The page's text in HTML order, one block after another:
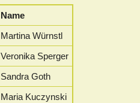
Name
Martina Würnstl
Veronika Sperger
Sandra Goth
Maria Kuczynski